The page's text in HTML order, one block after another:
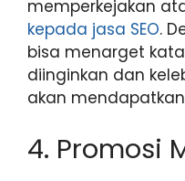
memperkejakan
kepada jasa SEO.
bisa menarget
diinginkan dan
akan
4. Promosi